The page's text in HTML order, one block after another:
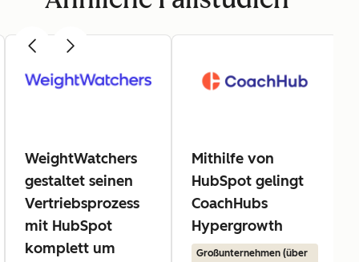
WeightWatchers
gestaltet seinen
Vertriebsprozess
mit HubSpot
komplett um
Mithilfe von
HubSpot gelingt
CoachHubs
Hypergrowth
Großunternehmen (über